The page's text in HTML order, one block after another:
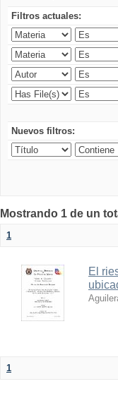
Filtros actuales:
Nuevos filtros:
Mostrando 1 de un
1
El
1